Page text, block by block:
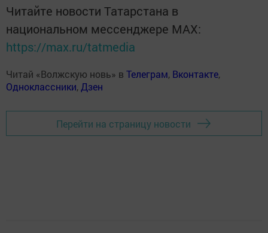
Читайте новости Татарстана в
национальном мессенджере MАХ:
https://max.ru/tatmedia
Читай «Волжскую новь» в Телеграм, Вконтакте,
Одноклассники,Дзен
Перейти на страницу новости